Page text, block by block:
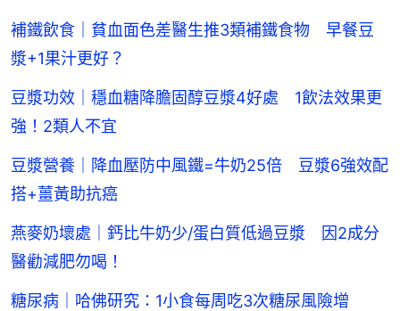
補鐵飲食｜貧血面色差醫生推3類補鐵食物 早餐豆
漿+1果汁更好？
豆漿功效｜穩血糖降膽固醇豆漿4好處 1飲法效果更
強！2類人不宜
豆漿營養｜降血壓防中風鐵=牛奶25倍 豆漿6強效配
搭+薑黃助抗癌
燕麥奶壞處｜鈣比牛奶少/蛋白質低過豆漿 因2成分
醫勸減肥勿喝！
糖尿病｜哈佛研究：1小食每周吃3次糖尿風險增